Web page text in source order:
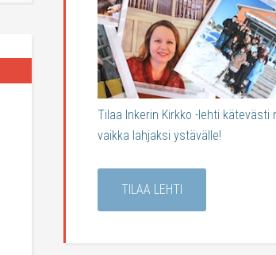
Tilaa Inkerin Kirkko -lehti kätevästi
vaikka lahjaksi ystävälle!
TILAA LEHTI